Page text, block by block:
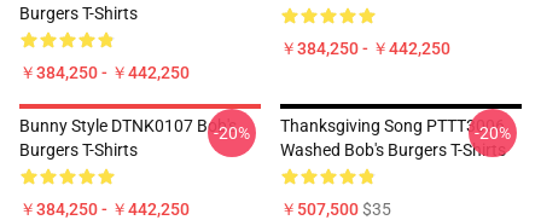
Burgers T-Shirts
￥384,250 - ￥442,250
￥384,250 - ￥442,250
Bunny Style DTNK0107 Bob's
Burgers T-Shirts
￥384,250 - ￥442,250
-20%
Thanksgiving Song PTTT3006
Washed Bob's Burgers T-Shirts
￥507,500$35
-20%